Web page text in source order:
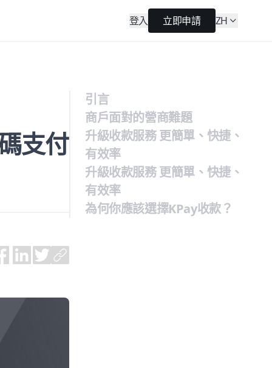
登入 立即申請 ZH
支付
引言
商戶面對的營商難題
升級收款服務 更簡單、快捷、
有效率
升級收款服務 更簡單、快捷、
有效率
為何你應該選擇KPay收款？